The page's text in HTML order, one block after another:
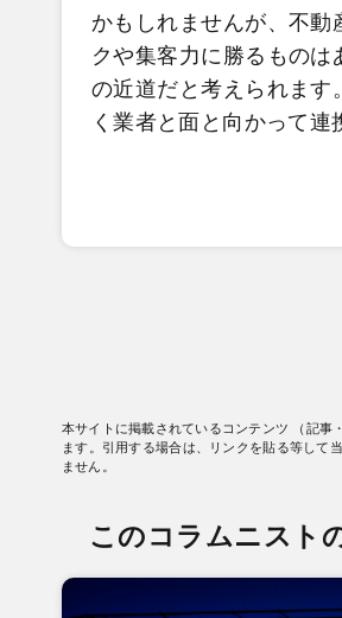
かもしれませんが、不動
クや集客力に勝るもの
の近道だと考えられます
く業者と面と向かって連
本サイトに掲載されているコンテンツ （記事
ます。引用する場合は、リンクを貼る等して
ません。
このコラムニスト